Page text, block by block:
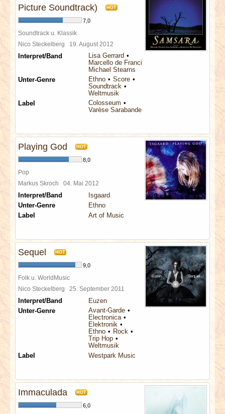
Picture Soundtrack)
HOT
7,0
Soundtrack u. Klassik
Nico Steckelberg 19. August 2012
Interpret/Band
Lisa Gerrard
Marcello de Francisci
Michael Stearns
Unter-Genre
Ethno
Score
Soundtrack
Weltmusik
Label
Colosseum
Varèse Sarabande
Playing God HOT
8,0
Pop
Markus Skroch 04. Mai 2012
Interpret/Band
Isgaard
Unter-Genre
Ethno
Label
Art of Music
Sequel HOT
9,0
Folk u. WorldMusic
Nico Steckelberg 25. September 2011
Interpret/Band
Euzen
Unter-Genre
Avant-Garde
Electronica
Elektronik
Ethno
Rock
Trip Hop
Weltmusik
Label
Westpark Music
Immaculada HOT
6,0